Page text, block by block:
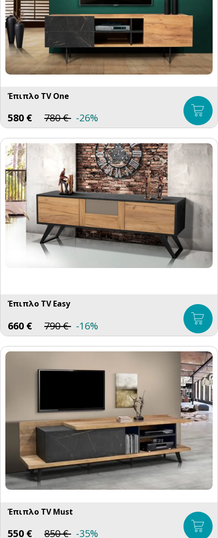
Έπιπλο TV One
580 € 780€ -26%
Έπιπλο TV Easy
660 € 790€ -16%
Έπιπλο TV Must
550 € 850€ -35%